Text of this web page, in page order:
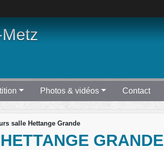
Photos & vidéos Contact
salle Hettange Grande
GRANDE